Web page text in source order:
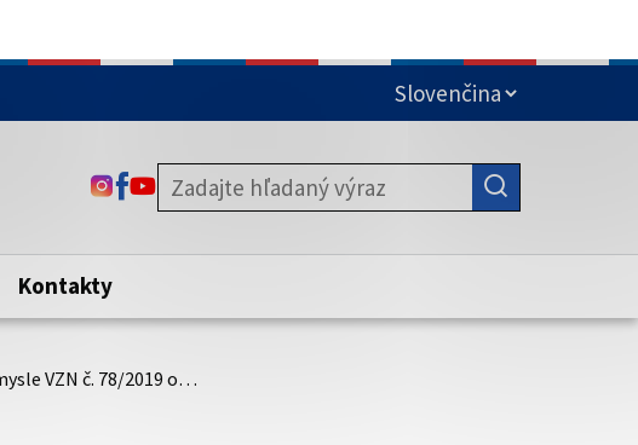
stránku. Zabezpečená stránka vždy začína
domény webového sídla.
ODKAZ SA OTVORÍ NA NOVEJ KARTE
ODKAZ SA OTVORÍ NA NOVEJ KARTE
ODKAZ SA OTVORÍ NA NOVEJ KARTE
Kontakty
VZN č. 78/2019 o…